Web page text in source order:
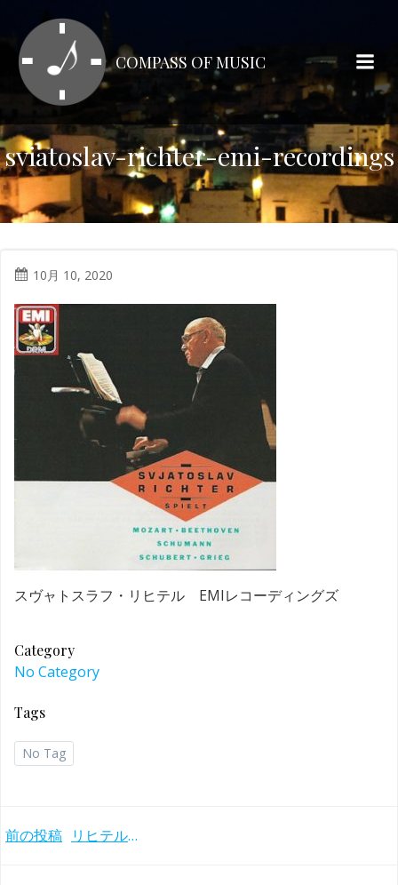
テ
ン
ツ
ス
キ
ッ
プ
COMPASS OF MUSIC
sviatoslav-richter-emi-recordings
10月 10, 2020
スヴャトスラフ・リヒテル EMIレコーディングズ
Category
No Category
Tags
No Tag
Post
前の投稿 リヒテルが得意としたベートーヴェン ピアノソナタ第17番『テンペスト』のアビー・ロード・スタジオ録音(1961年)